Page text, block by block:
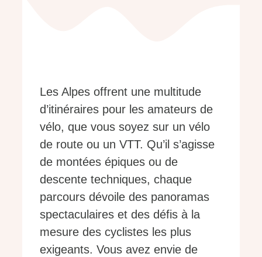
Les Alpes offrent une multitude
d’itinéraires pour les amateurs de
vélo, que vous soyez sur un vélo
de route ou un VTT. Qu’il s’agisse
de montées épiques ou de
descente techniques, chaque
parcours dévoile des panoramas
spectaculaires et des défis à la
mesure des cyclistes les plus
exigeants. Vous avez envie de